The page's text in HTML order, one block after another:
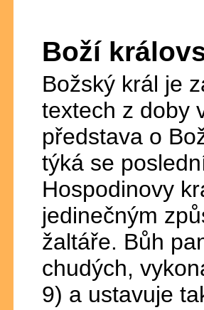
Boží
Božský král je
textech z doby
představa o
týká se
Hospodinovy
jedinečným
žaltáře. Bůh
chudých,
9) a ustavuje